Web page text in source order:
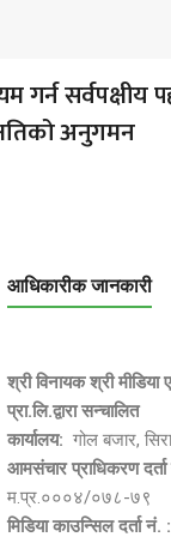
गर्न सर्वपक्षीय
अनुगमन
आधिकारीक जानकारी
श्री विनायक श्री
प्रा.लि.द्वारा सन्चालित
कार्यालय: गोल बजार,
आमसंचार प्राधिकरण
म.प्र.०००४/०७८-७९
मिडिया काउन्सिल दर्ता नं. :